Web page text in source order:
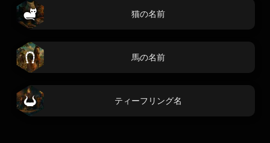
猫の名前
馬の名前
ティーフリング名